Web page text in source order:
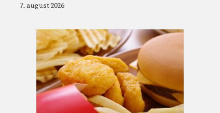
7. august 2026